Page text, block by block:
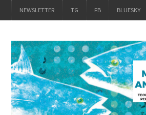
NEWSLETTER TG FB BLUESKY